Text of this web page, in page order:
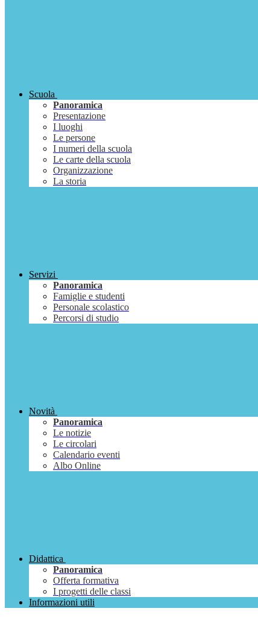
Scuola
Panoramica
Presentazione
I luoghi
Le persone
I numeri della scuola
Le carte della scuola
Organizzazione
La storia
Servizi
Panoramica
Famiglie e studenti
Personale scolastico
Percorsi di studio
Novità
Panoramica
Le notizie
Le circolari
Calendario eventi
Albo Online
Didattica
Panoramica
Offerta formativa
I progetti delle classi
Informazioni utili